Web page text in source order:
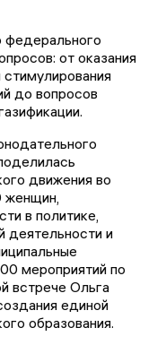
федерального
от оказания
до вопросов
движения во
женщин,
в политике,
деятельности и
мероприятий по
встрече Ольга
единой
образования.